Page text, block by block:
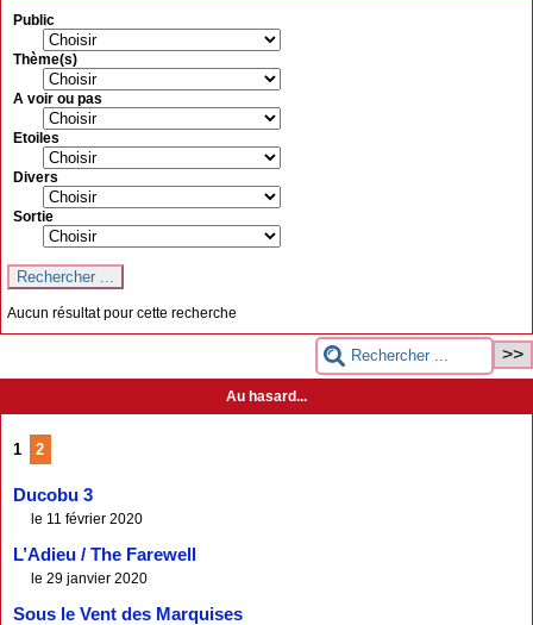
Public
Thème(s)
A voir ou pas
Etoiles
Divers
Sortie
Aucun résultat pour cette recherche
Au hasard...
1 2
Ducobu 3
le 11 février 2020
L’Adieu / The Farewell
le 29 janvier 2020
Sous le Vent des Marquises